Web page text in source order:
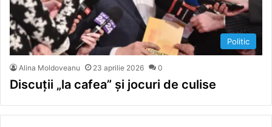
Politic
Alina Moldoveanu 23 aprilie 2026 0
Discuții „la cafea” și jocuri de culise